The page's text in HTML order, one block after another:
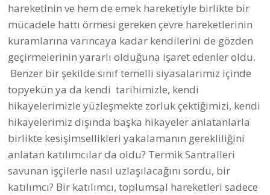
hareketinin ve hem de emek hareketiyle birlikte bir
mücadele hattı örmesi gereken çevre hareketlerinin
kuramlarına varıncaya kadar kendilerini de gözden
geçirmelerinin yararlı olduğuna işaret edenler oldu.
Benzer bir şekilde sınıf temelli siyasalarımız içinde
topyekün ya da kendi tarihimizle, kendi
hikayelerimizle yüzleşmekte zorluk çektiğimizi, kendi
hikayelerimiz dışında başka hikayeler anlatanlarla
birlikte kesişimsellikleri yakalamanın gerekliliğini
anlatan katılımcılar da oldu? Termik Santralleri
savunan işçilerle nasıl uzlaşılacağını sordu, bir
katılımcı? Bir katılımcı, toplumsal hareketleri sadece